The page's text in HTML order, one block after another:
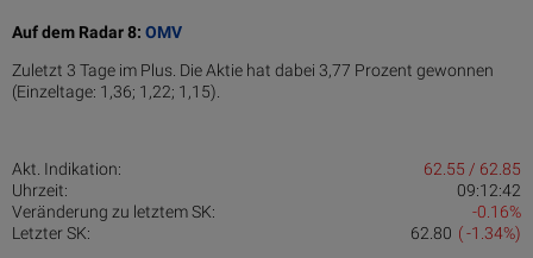
Auf dem Radar 8: OMV
Zuletzt 3 Tage im Plus. Die Aktie hat dabei 3,77 Prozent gewonnen
(Einzeltage: 1,36; 1,22; 1,15).
Akt. Indikation:
62.55 / 62.85
Uhrzeit:
09:12:42
Veränderung zu letztem SK:
-0.16%
Letzter SK:
( -1.34%)
62.80